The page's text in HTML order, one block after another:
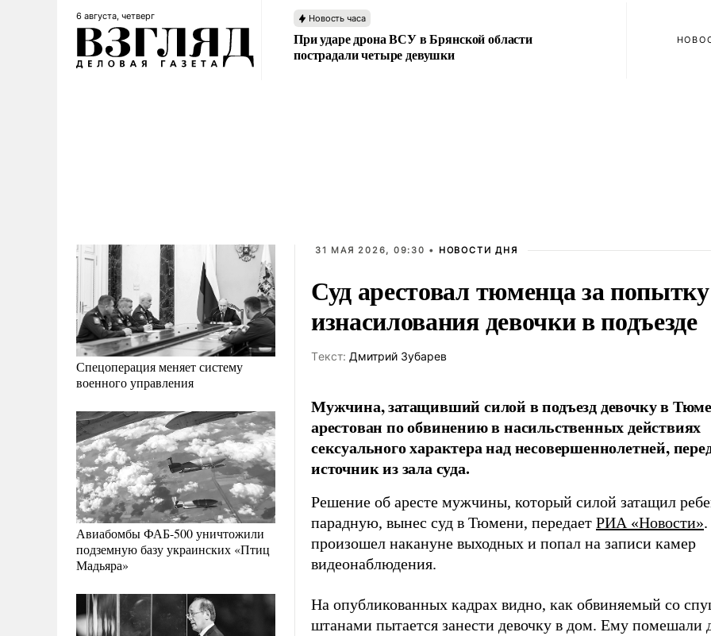
6 августа, четверг Новость часа
При ударе дрона ВСУ в Брянской области
пострадали четыре девушки
Спецоперация меняет систему
военного управления
Авиабомбы ФАБ-500 уничтожили
подземную базу украинских «Птиц
Мадьяра»
31 МАЯ 2026, 09:30 • НОВОСТИ ДНЯ
Суд арестовал тюменца за попытку
изнасилования девочки в подъезде
Tекст: Дмитрий Зубарев
Мужчина, затащивший силой в подъезд девочку в
арестован по обвинению в насильственных действиях
сексуального характера над несовершеннолетней,
источник из зала суда.
Решение об аресте мужчины, который силой затащил
парадную, вынес суд в Тюмени, передает РИА «Новости»
произошел накануне выходных и попал на записи камер
видеонаблюдения.
На опубликованных кадрах видно, как обвиняемый со
штанами пытается занести девочку в дом. Ему помешали